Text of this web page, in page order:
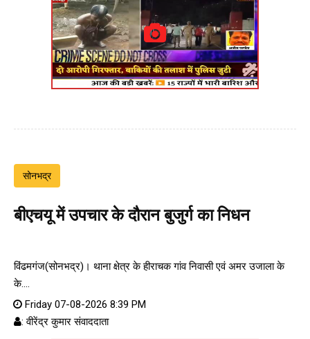
सोनभद्र
बीएचयू में उपचार के दौरान बुजुर्ग का निधन
विंढमगंज(सोनभद्र)। थाना क्षेत्र के हीराचक गांव निवासी एवं अमर उजाला के
के....
Friday 07-08-2026 8:39 PM
: वीरेंद्र कुमार संवाददाता